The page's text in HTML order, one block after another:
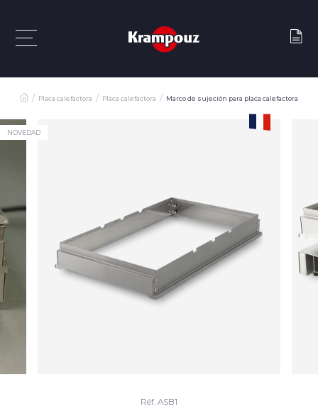
Placa calefactora Placa calefactora Marco de sujeción para placa calefactora
NOVEDAD
Réf. ASB1